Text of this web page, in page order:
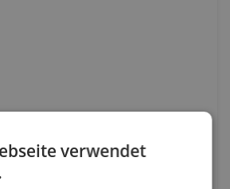
verwendet